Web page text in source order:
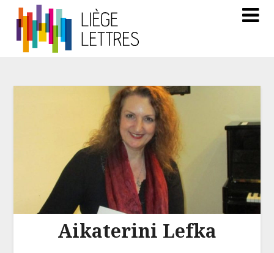
Aikaterini Lefka